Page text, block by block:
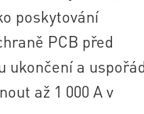
poskytování
PCB před
ukončení a
až 1 000 A v